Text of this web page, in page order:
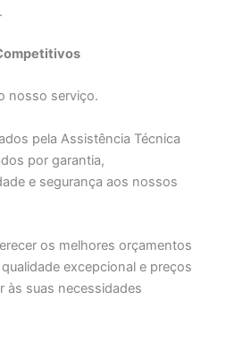
nosso serviço.
pela Assistência Técnica
por garantia,
e segurança aos nossos
os melhores orçamentos
excepcional e preços
às suas necessidades